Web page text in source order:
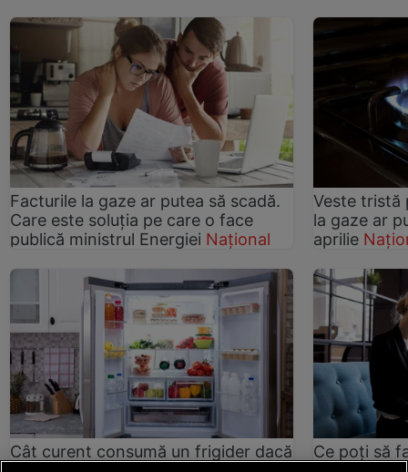
Facturile la gaze ar putea să scadă.
Care este soluția pe care o face
publică ministrul Energiei Național
Veste tristă
la gaze ar
aprilie
Cât curent consumă un frigider dacă
Ce poți să